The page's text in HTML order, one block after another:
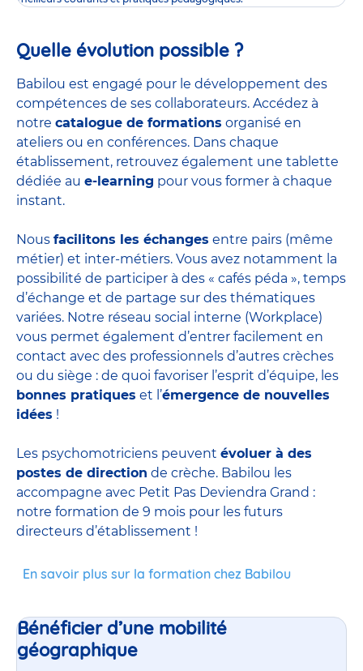
Quelle évolution possible ?
Babilou est engagé pour le développement des
compétences de ses collaborateurs. Accédez à
notre catalogue de formations organisé en
ateliers ou en conférences. Dans chaque
établissement, retrouvez également une tablette
dédiée au e-learning pour vous former à chaque
instant.
Nous facilitons les échanges entre pairs (même
métier) et inter-métiers. Vous avez notamment la
possibilité de participer à des « cafés péda », temps
d’échange et de partage sur des thématiques
variées. Notre réseau social interne (Workplace)
vous permet également d’entrer facilement en
contact avec des professionnels d’autres crèches
ou du siège : de quoi favoriser l’esprit d’équipe, les
bonnes pratiques et l’émergence de nouvelles
idées !
Les psychomotriciens peuvent évoluer à des
postes de direction de crèche. Babilou les
accompagne avec Petit Pas Deviendra Grand :
notre formation de 9 mois pour les futurs
directeurs d’établissement !
En savoir plus sur la formation chez Babilou
Bénéficier d’une mobilité
géographique